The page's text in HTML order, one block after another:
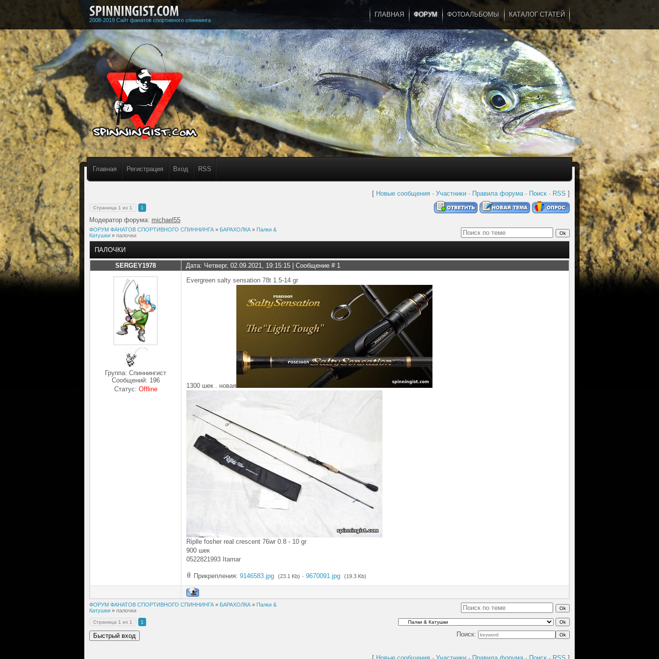
2008-2019 Сайт фанатов спортивного спиннинга
ГЛАВНАЯ ФОРУМ ФОТОАЛЬБОМЫ КАТАЛОГ СТАТЕЙ
Главная Регистрация Вход RSS
...
[ Новые сообщения · Участники · Правила форума· Поиск · RSS ]
Страница 1 из 1 1
Модератор форума: michael55
ФОРУМ ФАНАТОВ СПОРТИВНОГО СПИННИНГА » БАРАХОЛКА » Палки &
Катушки » палочки
ПАЛОЧКИ
SERGEY1978 Дата: Четверг, 02.09.2021, 19:15:15 | Сообщение # 1
Группа: Спиннингист
Сообщений: 196
Статус: Offline
Evergreen salty sensation 78t 1.5-14 gr
1300 шек . новая
Riplle fosher real crescent 76wr 0.8 - 10 gr
900 шек
0522821993 Itamar
Прикрепления: 9146583.jpg (23.1 Kb) · 9670091.jpg (19.3 Kb)
ФОРУМ ФАНАТОВ СПОРТИВНОГО СПИННИНГА » БАРАХОЛКА » Палки &
Катушки » палочки
Страница 1 из 1 1
Поиск: